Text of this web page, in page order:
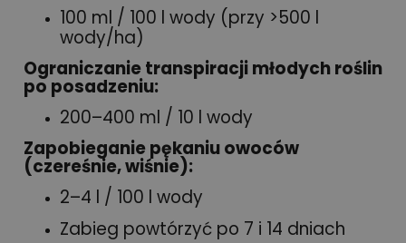
100 ml / 100 l wody (przy >500 l
wody/ha)
Ograniczanie transpiracji młodych roślin
po posadzeniu:
200–400 ml / 10 l wody
Zapobieganie pękaniu owoców
(czereśnie, wiśnie):
2–4 l / 100 l wody
Zabieg powtórzyć po 7 i 14 dniach